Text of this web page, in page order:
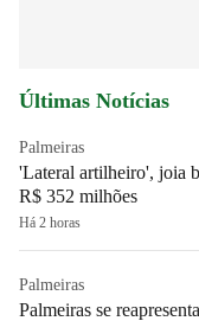
Últimas Notícias
Palmeiras
'Lateral artilheiro', joia
R$ 352 milhões
Há 2 horas
Palmeiras
Palmeiras se